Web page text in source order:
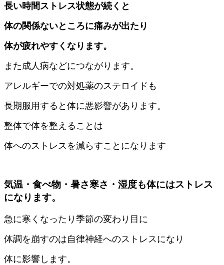
長い時間ストレス状態が続くと
体の関係ないところに痛みが出たり
体が疲れやすくなります。
また成人病などにつながります。
アレルギーでの対処薬のステロイドも
長期服用すると体に悪影響があります。
整体で体を整えることは
体へのストレスを減らすことになります
気温・食べ物・暑さ寒さ・湿度も体にはストレス
になります。
急に寒くなったり季節の変わり目に
体調を崩すのは自律神経へのストレスになり
体に影響します。